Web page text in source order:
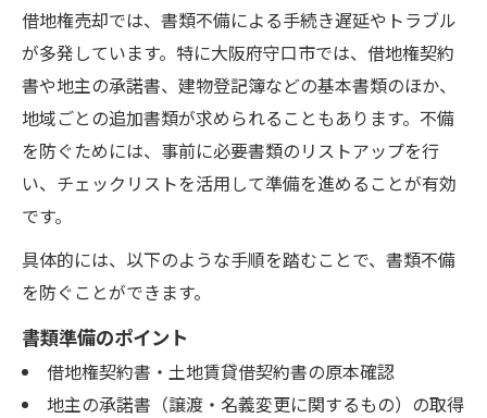
借地権売却では、書類不備による手続き遅延やトラブル
が多発しています。特に大阪府守口市では、借地権契約
書や地主の承諾書、建物登記簿などの基本書類のほか、
地域ごとの追加書類が求められることもあります。不備
を防ぐためには、事前に必要書類のリストアップを行
い、チェックリストを活用して準備を進めることが有効
です。
具体的には、以下のような手順を踏むことで、書類不備
を防ぐことができます。
書類準備のポイント
借地権契約書・土地賃貸借契約書の原本確認
地主の承諾書（譲渡・名義変更に関するもの）の取得